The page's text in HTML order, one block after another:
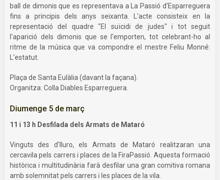
ball de dimonis que es representava a La Passió d'Esparreguera
fins a principis dels anys seixanta. L'acte consisteix en la
representació del quadre "El suïcidi de judes" i tot seguit
l'aparició dels dimonis que se l'emporten, tot celebrant-ho al
ritme de la música que va compondre el mestre Feliu Monné:
L'estatut.
Plaça de Santa Eulàlia (davant la façana).
Organitza: Colla Diables Esparreguera.
Diumenge 5 de març
11 i 13 h Desfilada dels Armats de Mataró
Vinguts des d'Iluro, els Armats de Mataró realitzaran una
cercavila pels carrers i places de la FiraPassió. Aquesta formació
històrica i multitudinària farà desfilar una gran comitiva romana
amb solemnitat pels carrers i les places de la vila.